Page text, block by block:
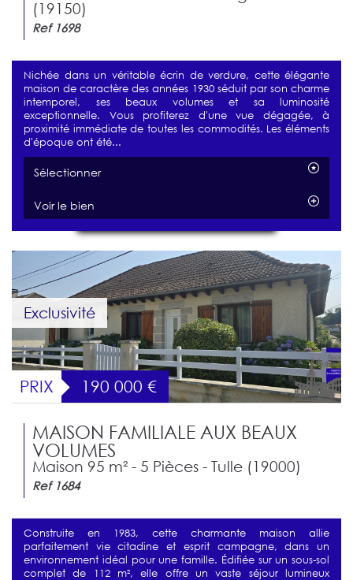
(19150)
Ref 1698
Nichée dans un véritable écrin de verdure, cette élégante
maison de caractère des années 1930 séduit par son charme
intemporel, ses beaux volumes et sa luminosité
exceptionnelle. Vous profiterez d'une vue dégagée, à
proximité immédiate de toutes les commodités. Les éléments
d'époque ont été...
Sélectionner
Voir le bien
Exclusivité
PRIX 190 000 €
MAISON FAMILIALE AUX BEAUX
VOLUMES
Maison 95 m² - 5 Pièces - Tulle (19000)
Ref 1684
Construite en 1983, cette charmante maison allie
parfaitement vie citadine et esprit campagne, dans un
environnement idéal pour une famille. Édifiée sur un sous-sol
complet de 112 m², elle offre un vaste séjour lumineux